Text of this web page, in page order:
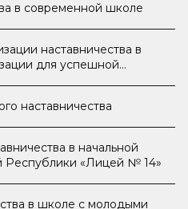
в современной школе
наставничества в
для успешной
наставничества
в начальной
«Лицей № 14»
в школе с молодыми